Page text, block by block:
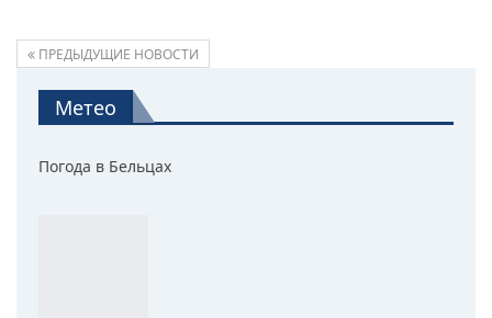
ПРЕДЫДУЩИЕ НОВОСТИ
Метео
Погода в Бельцах